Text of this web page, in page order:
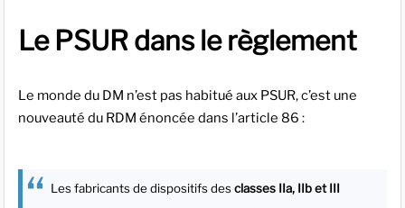
Le PSUR dans le règlement
Le monde du DM n’est pas habitué aux PSUR, c’est une
nouveauté du RDM énoncée dans l’article 86 :
Les fabricants de dispositifs desclasses IIa, IIb et III